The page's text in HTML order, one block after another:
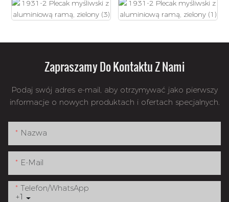
Zapraszamy Do Kontaktu Z Nami
Podaj swój adres e-mail, aby otrzymywać jako pierwszy
informacje o nowych produktach i ofertach specjalnych.
Nazwa
E-Mail
+1
Telefon/WhatsApp